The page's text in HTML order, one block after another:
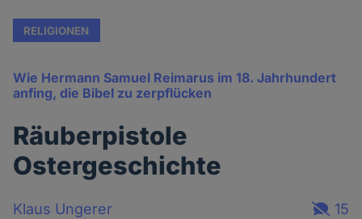
RELIGIONEN
Wie Hermann Samuel Reimarus im 18. Jahrhundert
anfing, die Bibel zu zerpflücken
Räuberpistole
Ostergeschichte
Klaus Ungerer
15